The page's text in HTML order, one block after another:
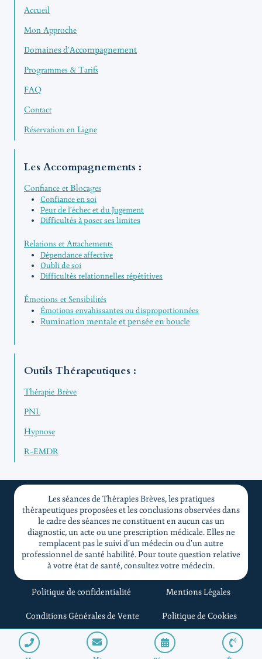
Accueil
Mon Approche
Domaines d'Accompagnement
Programmes & Tarifs
FAQ
Contact
Réservation en Ligne
Les Accompagnements :
Confiance et Blocages
Confiance en soi
Peur de l’échec et du Jugement
Difficultés à poser ses limites
Relations et Attachements
Dépendance affective
Oubli de soi
Difficultés relationnelles répétitives
Émotions et Sensibilités
Émotions envahissantes ou disproportionnées
Rumination mentale et pensée en boucle
Outils Thérapeutiques :
Thérapie Brève
PNL
Hypnose
R-EMDR
Les séances de Thérapies Brèves, les pratiques
thérapeutiques proposées et les conclusions observées dans
le cadre des séances ne constituent en aucun cas un
diagnostic, un acte ou une prescription médicale. Elles ne
remplacent pas le suivi d’un médecin ou d’un autre
professionnel de santé habilité. Pour toute question relative
à votre état de santé, consultez votre médecin.
Politique de confidentialité Mentions Légales
Conditions Générales de Vente
Politique de Cookies
© 2026 TEDESCO Jérôme Thérapeute - Tout Droit Réservé